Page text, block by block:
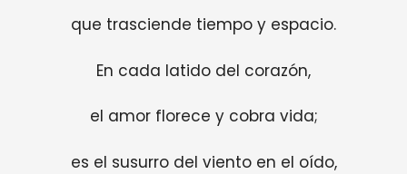
que trasciende tiempo y espacio.
En cada latido del corazón,
el amor florece y cobra vida;
es el susurro del viento en el oído,